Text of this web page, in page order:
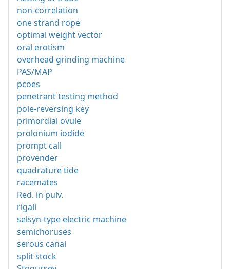
non-correlation
one strand rope
optimal weight vector
oral erotism
overhead grinding machine
PAS/MAP
pcoes
penetrant testing method
pole-reversing key
primordial ovule
prolonium iodide
prompt call
provender
quadrature tide
racemates
Red. in pulv.
rigali
selsyn-type electric machine
semichoruses
serous canal
split stock